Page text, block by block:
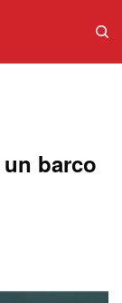
barco